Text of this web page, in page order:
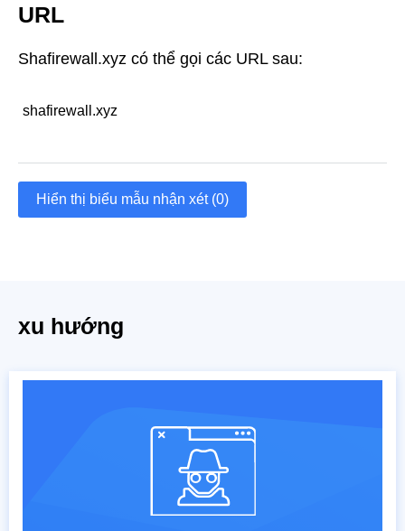
URL
Shafirewall.xyz có thể gọi các URL sau:
shafirewall.xyz
Hiển thị biểu mẫu nhận xét (0)
xu hướng